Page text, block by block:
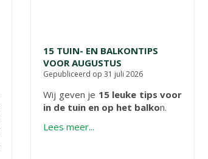
15 TUIN- EN BALKONTIPS
VOOR AUGUSTUS
Gepubliceerd op 31 juli 2026
Wij geven je 15 leuke tips voor
in de tuin en op het balkon.
Lees meer...